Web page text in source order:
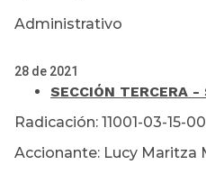
Administrativo
28 de 2021
SECCIÓN TERCERA -
Radicación: 11001-03-15-
Accionante: Lucy Maritza